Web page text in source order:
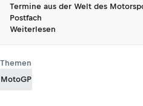
Termine aus der Welt des
Postfach
Weiterlesen
Themen
MotoGP